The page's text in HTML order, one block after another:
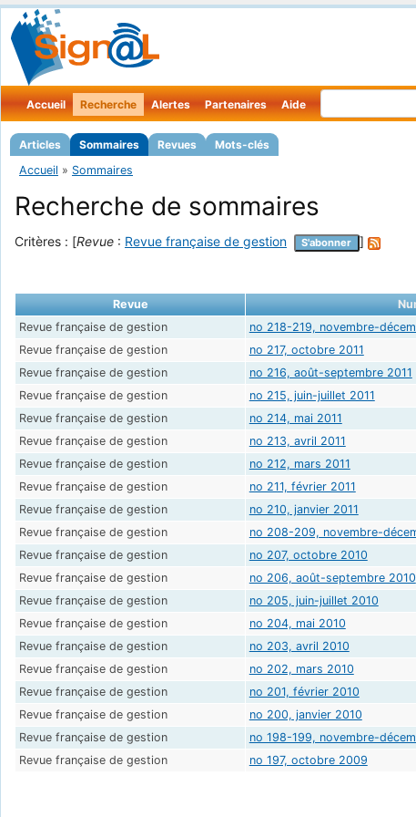
Accueil Recherche
Articles Sommaires Revues Mots-clés
Alertes Partenaires Aide
Accueil » Sommaires
Recherche de sommaires
Critères : [Revue : Revue française de gestion S'abonner ]
Revue
Revue française de gestion
no 218-219, novembre-
Revue française de gestion
no 217, octobre 2011
Revue française de gestion
no 216, août-septembre 2011
Revue française de gestion
no 215, juin-juillet 2011
Revue française de gestion
no 214, mai 2011
Revue française de gestion
no 213, avril 2011
Revue française de gestion
no 212, mars 2011
Revue française de gestion
no 211, février 2011
Revue française de gestion
no 210, janvier 2011
Revue française de gestion
no 208-209, novembre-
Revue française de gestion
no 207, octobre 2010
Revue française de gestion
no 206, août-septembre 2010
Revue française de gestion
no 205, juin-juillet 2010
Revue française de gestion
no 204, mai 2010
Revue française de gestion
no 203, avril 2010
Revue française de gestion
no 202, mars 2010
Revue française de gestion
no 201, février 2010
Revue française de gestion
no 200, janvier 2010
Revue française de gestion
no 198-199, novembre-
Revue française de gestion
no 197, octobre 2009